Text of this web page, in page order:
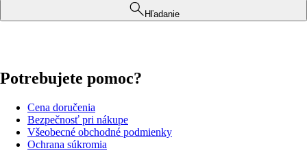
Hľadanie
Potrebujete pomoc?
Cena doručenia
Bezpečnosť pri nákupe
Všeobecné obchodné podmienky
Ochrana súkromia